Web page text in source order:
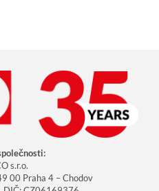
s.r.o.
00 Praha 4 – Chodov